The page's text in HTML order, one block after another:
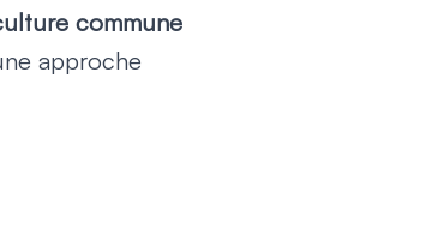
commune
approche